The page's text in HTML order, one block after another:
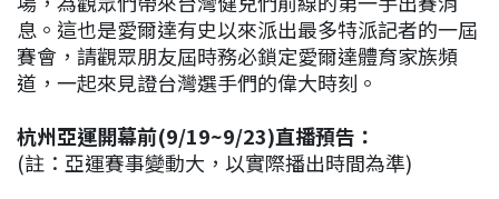
息。這也是愛爾達有史以來派出最多特派記者的一屆
賽會，請觀眾朋友屆時務必鎖定愛爾達體育家族頻
道，一起來見證台灣選手們的偉大時刻。
杭州亞運開幕前(9/19~9/23)直播預告：
(註：亞運賽事變動大，以實際播出時間為準)